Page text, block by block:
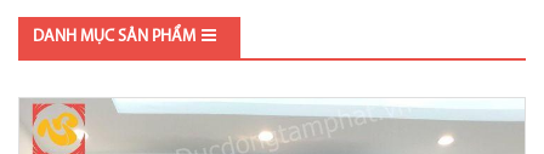
DANH MỤC SẢN PHẨM